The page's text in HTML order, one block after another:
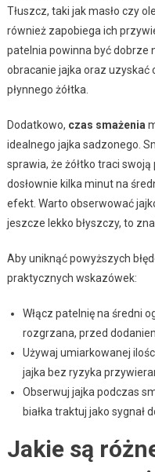
Tłuszcz, taki jak masło czy
również zapobiega ich
patelnia powinna być dobrze
obracanie jajka oraz uzyskać
płynnego żółtka.
Dodatkowo, czas smażenia
idealnego jajka sadzonego.
sprawia, że żółtko traci
dosłownie kilka minut na
efekt. Warto obserwować
jeszcze lekko błyszczy, to
Aby uniknąć powyższych
praktycznych wskazówek:
Włącz patelnię na średni
rozgrzana, przed
Używaj umiarkowanej
jajka bez ryzyka
Obserwuj jajka podczas
białka traktuj jako sygnał
Jakie są